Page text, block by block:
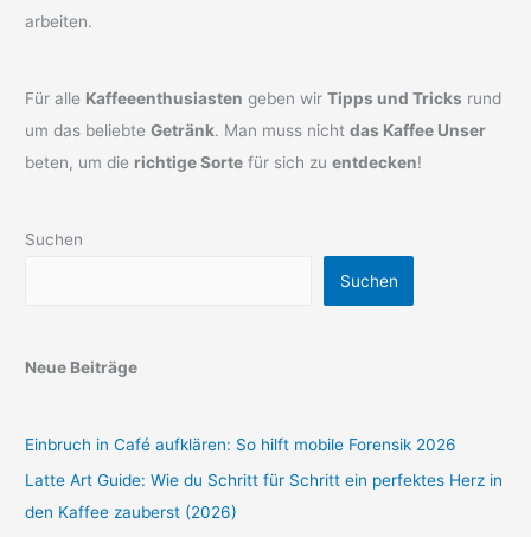
arbeiten.
Für alle Kaffeeenthusiasten geben wirTipps und Tricks rund
um das beliebteGetränk. Man muss nichtdas Kaffee Unser
beten, um die richtige Sorte für sich zuentdecken!
Suchen
Suchen
Neue Beiträge
Einbruch in Café aufklären: So hilft mobile Forensik 2026
Latte Art Guide: Wie du Schritt für Schritt ein perfektes Herz in
den Kaffee zauberst (2026)